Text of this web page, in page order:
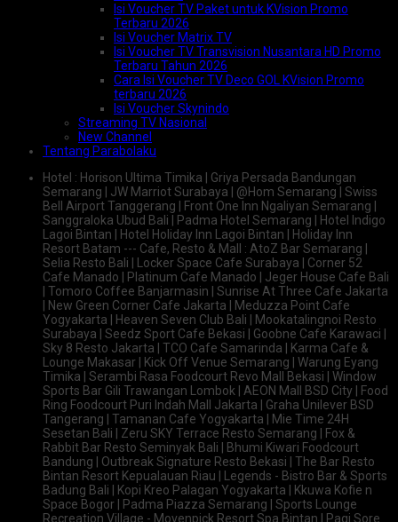
Isi Voucher TV Paket untuk KVision Promo
Terbaru 2026
Isi Voucher Matrix TV
Isi Voucher TV Transvision Nusantara HD Promo
Terbaru Tahun 2026
Cara Isi Voucher TV Deco GOL KVision Promo
terbaru 2026
Isi Voucher Skynindo
Streaming TV Nasional
New Channel
Tentang Parabolaku
Hotel : Horison Ultima Timika | Griya Persada Bandungan
Semarang | JW Marriot Surabaya | @Hom Semarang | Swiss
Bell Airport Tanggerang | Front One Inn Ngaliyan Semarang |
Sanggraloka Ubud Bali | Padma Hotel Semarang | Hotel Indigo
Lagoi Bintan | Hotel Holiday Inn Lagoi Bintan | Holiday Inn
Resort Batam --- Cafe, Resto & Mall : AtoZ Bar Semarang |
Selia Resto Bali | Locker Space Cafe Surabaya | Corner 52
Cafe Manado | Platinum Cafe Manado | Jeger House Cafe Bali
| Tomoro Coffee Banjarmasin | Sunrise At Three Cafe Jakarta
| New Green Corner Cafe Jakarta | Meduzza Point Cafe
Yogyakarta | Heaven Seven Club Bali | Mookatalingnoi Resto
Surabaya | Seedz Sport Cafe Bekasi | Goobne Cafe Karawaci |
Sky 8 Resto Jakarta | TCO Cafe Samarinda | Karma Cafe &
Lounge Makasar | Kick Off Venue Semarang | Warung Eyang
Timika | Serambi Rasa Foodcourt Revo Mall Bekasi | Window
Sports Bar Gili Trawangan Lombok | AEON Mall BSD City | Food
Ring Foodcourt Puri Indah Mall Jakarta | Graha Unilever BSD
Tangerang | Tamanan Cafe Yogyakarta | Mie Time 24H
Sesetan Bali | Zeru SKY Terrace Resto Semarang | Fox &
Rabbit Bar Resto Seminyak Bali | Bhumi Kiwari Foodcourt
Bandung | Outbreak Signature Resto Bekasi | The Bar Resto
Bintan Resort Kepualauan Riau | Legends - Bistro Bar & Sports
Badung Bali | Kopi Kreo Palagan Yogyakarta | Kkuwa Kofie n
Space Bogor | Padma Piazza Semarang | Sports Lounge
Recreation Village - Movenpick Resort Spa Bintan | Pagi Sore